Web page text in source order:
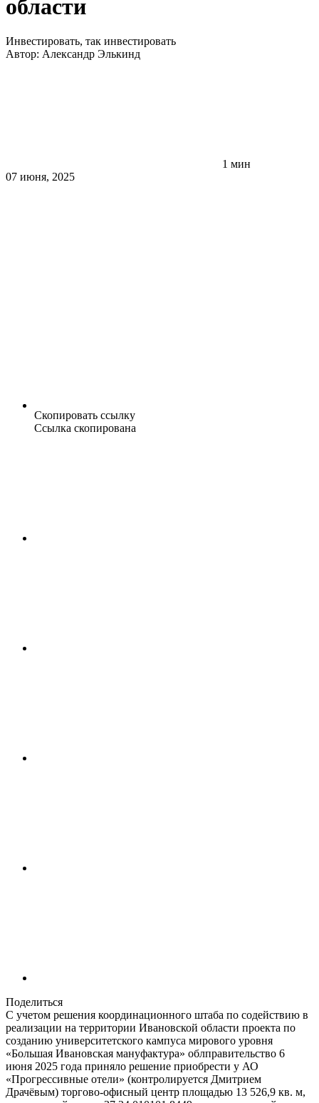
области
Инвестировать, так инвестировать
Автор: Александр Элькинд
1 мин
07 июня, 2025
Скопировать ссылку
Ссылка скопирована
Поделиться
С учетом решения координационного штаба по содействию в
реализации на территории Ивановской области проекта по
созданию университетского кампуса мирового уровня
«Большая Ивановская мануфактура» облправительство 6
июня 2025 года приняло решение приобрести у АО
«Прогрессивные отели» (контролируется Дмитрием
Драчёвым) торгово-офисный центр площадью 13 526,9 кв. м,